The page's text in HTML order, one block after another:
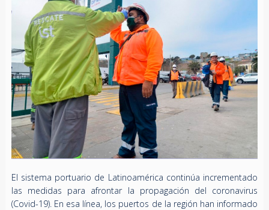
El sistema portuario de Latinoamérica continúa incrementado
las medidas para afrontar la propagación del coronavirus
(Covid-19). En esa línea, los puertos de la región han informado